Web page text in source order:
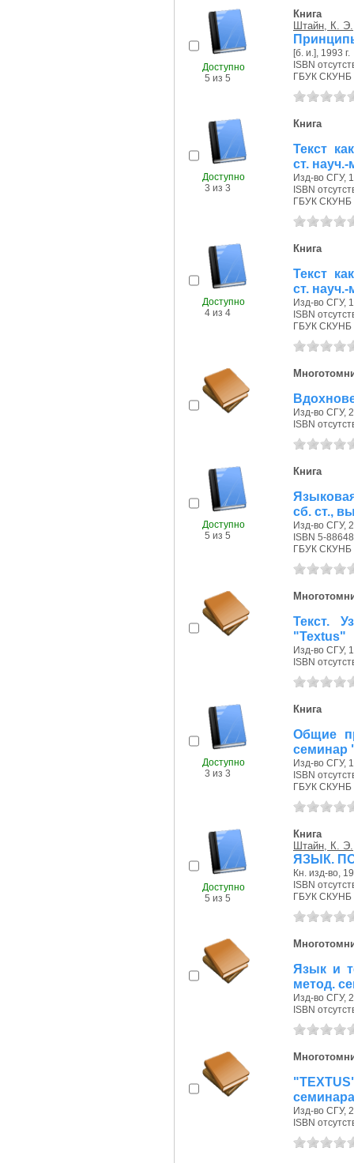
Доступно
5 из 5
Книга
Штайн, К. Э.
[б. и.], 1993 г.
ISBN
ГБУК
Доступно
3 из 3
Книга
Текст
ст.
Изд-во СГУ,
ISBN
ГБУК
Доступно
4 из 4
Книга
Текст
ст.
Изд-во СГУ,
ISBN
ГБУК
Изд-во СГУ,
ISBN
Доступно
5 из 5
Книга
сб. ст.,
Изд-во СГУ,
ISBN 5-
ГБУК
Текст.
"Textus"
Изд-во СГУ,
ISBN
Доступно
3 из 3
Книга
Общие
семинар
Изд-во СГУ,
ISBN
ГБУК
Доступно
5 из 5
Книга
Штайн, К. Э.
ЯЗЫК.
Кн. изд-во,
ISBN
ГБУК
Язык и
метод.
Изд-во СГУ,
ISBN
Изд-во СГУ,
ISBN